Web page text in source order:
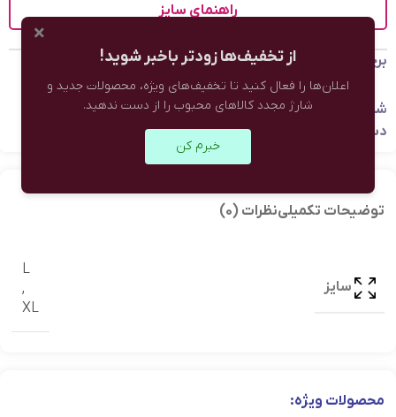
راهنمای سایز
برچسب: تابستانه
شناسه محصول: نامعلوم
دسته:
تیشرت, مشکی
توضیحات تکمیلینظرات (0)
سایز
L
,
XL
محصولات ویژه:
×
از تخفیف‌ها زودتر باخبر شوید!
اعلان‌ها را فعال کنید تا تخفیف‌های ویژه، محصولات جدید و
شارژ مجدد کالاهای محبوب را از دست ندهید.
خبرم کن